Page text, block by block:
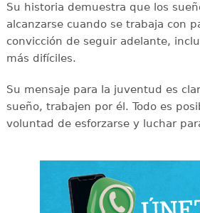
Su historia demuestra que los
alcanzarse cuando se trabaja con
convicción de seguir adelante,
más difíciles.
Su mensaje para la juventud es
sueño, trabajen por él. Todo es
voluntad de esforzarse y luchar